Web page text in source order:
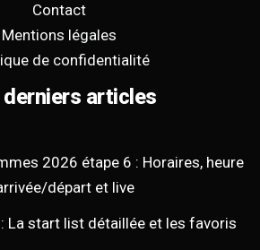
Contact
Mentions légales
de confidentialité
derniers articles
2026 étape 6 : Horaires, heure
départ et live
La start list détaillée et les favoris